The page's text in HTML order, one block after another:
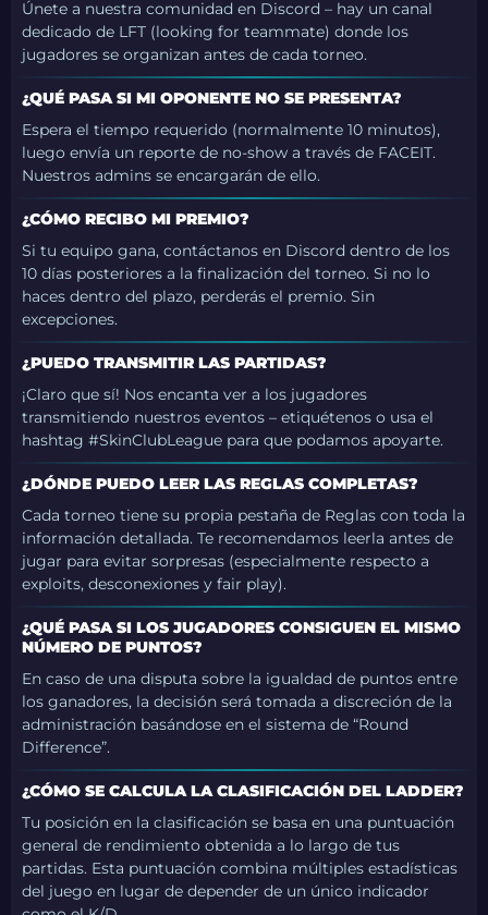
Únete a nuestra comunidad en Discord – hay un canal
dedicado de LFT (looking for teammate) donde los
jugadores se organizan antes de cada torneo.
¿QUÉ PASA SI MI OPONENTE NO SE PRESENTA?
Espera el tiempo requerido (normalmente 10 minutos),
luego envía un reporte de no-show a través de FACEIT.
Nuestros admins se encargarán de ello.
¿CÓMO RECIBO MI PREMIO?
Si tu equipo gana, contáctanos en Discord dentro de los
10 días posteriores a la finalización del torneo. Si no lo
haces dentro del plazo, perderás el premio. Sin
excepciones.
¿PUEDO TRANSMITIR LAS PARTIDAS?
¡Claro que sí! Nos encanta ver a los jugadores
transmitiendo nuestros eventos – etiquétenos o usa el
hashtag #SkinClubLeague para que podamos apoyarte.
¿DÓNDE PUEDO LEER LAS REGLAS COMPLETAS?
Cada torneo tiene su propia pestaña de Reglas con toda la
información detallada. Te recomendamos leerla antes de
jugar para evitar sorpresas (especialmente respecto a
exploits, desconexiones y fair play).
¿QUÉ PASA SI LOS JUGADORES CONSIGUEN EL MISMO
NÚMERO DE PUNTOS?
En caso de una disputa sobre la igualdad de puntos entre
los ganadores, la decisión será tomada a discreción de la
administración basándose en el sistema de “Round
Difference”.
¿CÓMO SE CALCULA LA CLASIFICACIÓN DEL LADDER?
Tu posición en la clasificación se basa en una puntuación
general de rendimiento obtenida a lo largo de tus
partidas. Esta puntuación combina múltiples estadísticas
del juego en lugar de depender de un único indicador